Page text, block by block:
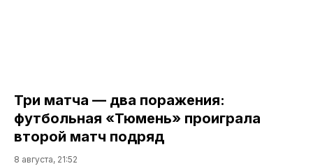
Три матча — два поражения:
футбольная «Тюмень» проиграла
второй матч подряд
8 августа, 21:52